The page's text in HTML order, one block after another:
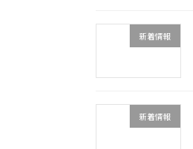
新着情報
新着情報